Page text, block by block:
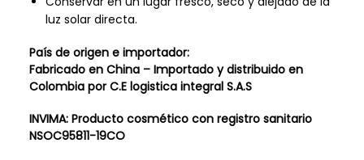
luz solar directa.
País de origen e importador:
Fabricado en China – Importado y distribuido en
Colombia por C.E logistica integral S.A.S
INVIMA: Producto cosmético con registro sanitario
NSOC95811-19CO